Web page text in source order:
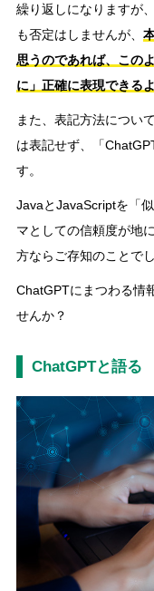
繰り返しになりますが
も否定はしませんが、
思うのであれば、この
に」正確に表現できる
また、表記方法につい
は表記せず、「
す。
JavaとJavaScriptを「
マとしての信頼度が地
方ならご存知のことでし
ChatGPTにまつわる情
せんか？
ChatGPTと語る